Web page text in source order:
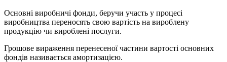
Основні виробничі фонди, беручи участь у процесі
виробництва переносять свою вартість на вироблену
продукцію чи вироблені послуги.
Грошове вираження перенесеної частини вартості основних
фондів називається амортизацією.